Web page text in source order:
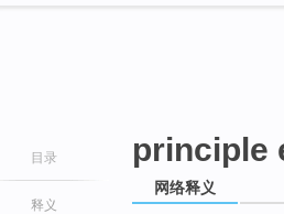
目录
释义
principle
网络释义